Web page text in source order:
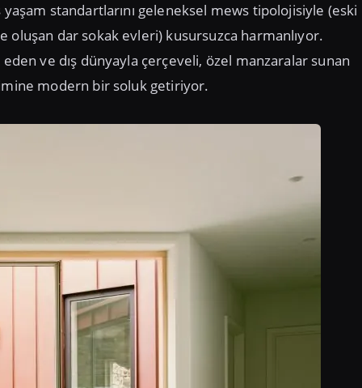
standartlarını geleneksel mews tipolojisiyle (eski
oluşan dar sokak evleri) kusursuzca harmanlıyor.
ve dış dünyayla çerçeveli, özel manzaralar sunan
modern bir soluk getiriyor.